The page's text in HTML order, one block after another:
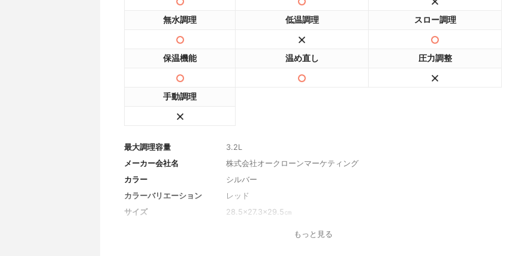
無水調理 低温調理 スロー調理
保温機能 温め直し 圧力調整
手動調理
最大調理容量
3.2L
メーカー会社名
株式会社オークローンマーケティング
カラー
シルバー
カラーバリエーション
レッド
サイズ
28.5×27.3×29.5㎝
もっと見る